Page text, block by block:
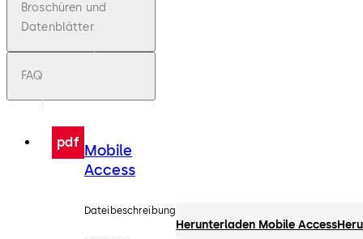
Broschüren und
Datenblätter
FAQ
pdf Mobile
Access
Dateibeschreibung
Herunterladen Mobile Access